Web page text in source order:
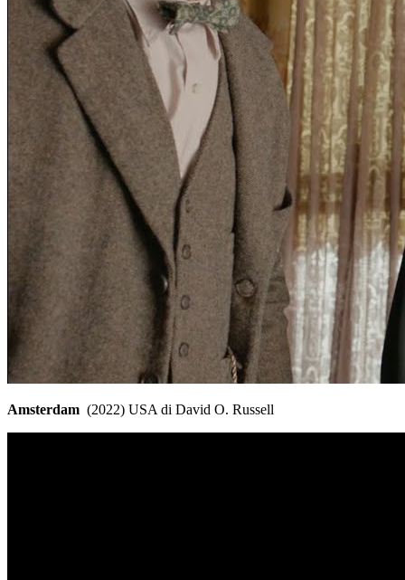
Amsterdam (2022) USA di David O. Russell